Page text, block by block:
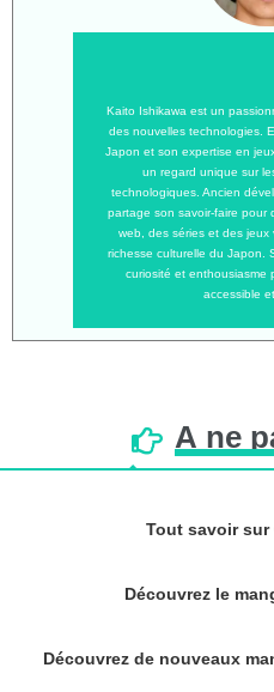
Kaito Ishikawa est un
des nouvelles technologies.
Japon et son expertise en
un regard unique sur
technologiques. Ancien
partage son savoir-faire pour
web, des séries et des
richesse culturelle du Japon.
curiosité et enthousiasme
accessible
À ne
Tout savoir sur
Découvrez le
Découvrez de nouveaux